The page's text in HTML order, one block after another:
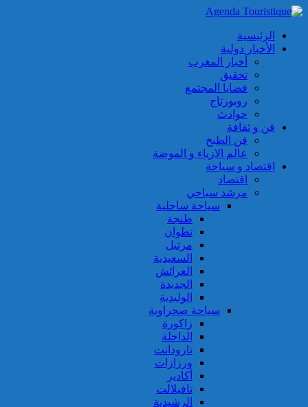
الرئيسية
الأخبار دولية
أخبار المغرب
تحقيق
قضايا المجتمع
روبورتاج
حوادث
فن و ثقافة
فن الطبخ
عالم الازياء و الموضة
اقتصاد و سياحة
اقتصاد
مرشد سياحي
سياحة ساحلية
طنجة
تطوان
مرتيل
السعيدية
العرائش
الجديدة
الوليدية
سياحة صحراوية
زاكورة
الداخلة
تارودانت
ورزازات
أكادير
تافيلالت
الرشيدية